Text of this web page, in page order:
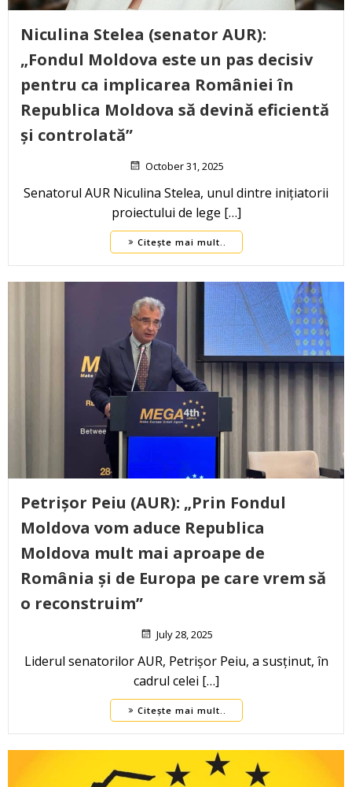
Niculina Stelea (senator AUR):
„Fondul Moldova este un pas decisiv
pentru ca implicarea României în
Republica Moldova să devină eficientă
și controlată”
October 31, 2025
Senatorul AUR Niculina Stelea, unul dintre inițiatorii
proiectului de lege […]
Citește mai mult..
Petrișor Peiu (AUR): „Prin Fondul
Moldova vom aduce Republica
Moldova mult mai aproape de
România și de Europa pe care vrem să
o reconstruim”
July 28, 2025
Liderul senatorilor AUR, Petrișor Peiu, a susținut, în
cadrul celei […]
Citește mai mult..